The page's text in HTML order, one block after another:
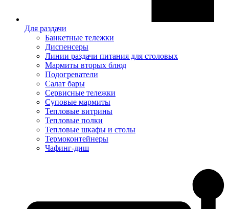
Для раздачи
Банкетные тележки
Диспенсеры
Линии раздачи питания для столовых
Мармиты вторых блюд
Подогреватели
Салат бары
Сервисные тележки
Суповые мармиты
Тепловые витрины
Тепловые полки
Тепловые шкафы и столы
Термоконтейнеры
Чафинг-диш